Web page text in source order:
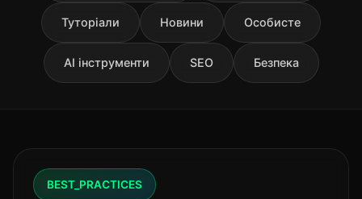
Туторіали Новини Особисте
AI інструменти SEO Безпека
BEST_PRACTICES